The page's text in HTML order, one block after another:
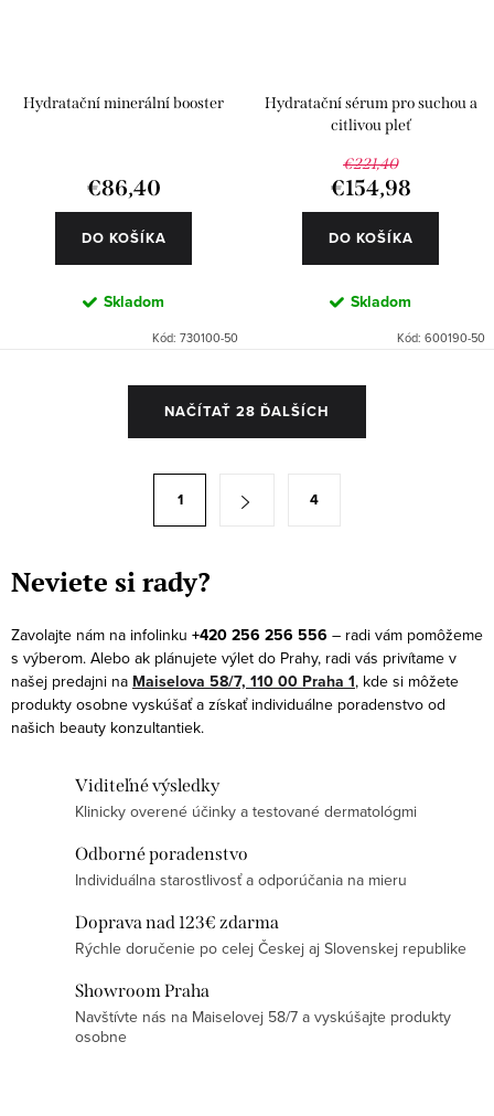
Hydratační minerální booster
€86,40
DO KOŠÍKA
Skladom
Kód: 730100-50
Hydratační sérum pro suchou a
citlivou pleť
€221,40
€154,98
DO KOŠÍKA
Skladom
Kód: 600190-50
c
i
e
p
r
v
k
NAČÍTAŤ 28 ĎALŠÍCH
á
k
o
v
a
1 4
Neviete si rady?
Zavolajte nám na infolinku +420 256 256 556 – radi vám pomôžeme
s výberom. Alebo ak plánujete výlet do Prahy, radi vás privítame v
našej predajni na Maiselova 58/7, 110 00 Praha 1, kde si môžete
produkty osobne vyskúšať a získať individuálne poradenstvo od
našich beauty konzultantiek.
Viditeľné výsledky
Klinicky overené účinky a testované dermatológmi
Odborné poradenstvo
Individuálna starostlivosť a odporúčania na mieru
Doprava nad 123€ zdarma
Rýchle doručenie po celej Českej aj Slovenskej republike
Showroom Praha
Navštívte nás na Maiselovej 58/7 a vyskúšajte produkty
osobne